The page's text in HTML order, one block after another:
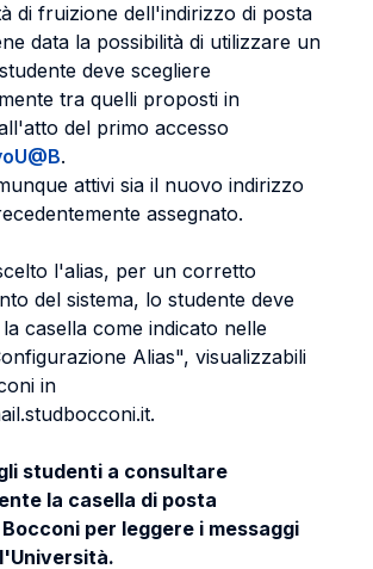
di fruizione dell'indirizzo di posta
data la possibilità di utilizzare un
deve scegliere
tra quelli proposti in
del primo accesso
.
attivi sia il nuovo indirizzo
assegnato.
l'alias, per un corretto
del sistema, lo studente deve
casella come indicato nelle
Alias", visualizzabili
in
studenti a consultare
la casella di posta
per leggere i messaggi